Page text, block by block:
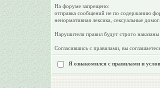
На форуме запрещено:
отправка сообщений не по содержанию
ненормативная лексика, сексуальные
Нарушители правил будут строго
Согласившись с правилами, вы
Я ознакомился с правилами и